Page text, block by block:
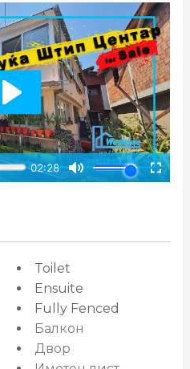
Toilet
Ensuite
Fully Fenced
Балкон
Двор